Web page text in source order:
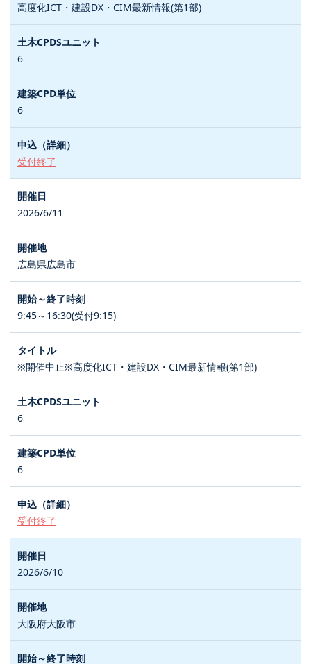
高度化ICT・建設DX・CIM最新情報(第1部)
6
6
受付終了
2026/6/11
広島県広島市
9:45～16:30(受付9:15)
※開催中止※高度化ICT・建設DX・CIM最新情報(第1部)
6
6
受付終了
2026/6/10
大阪府大阪市